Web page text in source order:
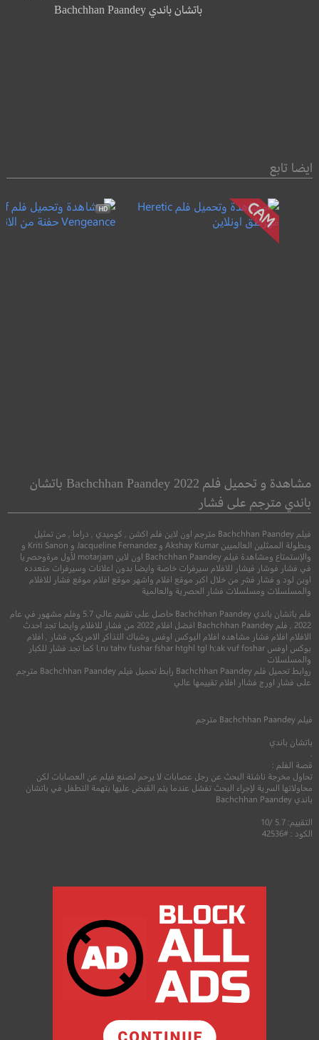
باتشان باندي Bachchhan Paandey
ايضا تابع
مهرطق
7.3
حفنة من
5.2
مشاهدة و تحميل فلم Bachchhan Paandey 2022 باتشان
باندي مترجم على فشار
فيلم Bachchhan Paandey مترجم اون لاين فلم اكشن , كوميدي , دراما , من تمثيل
وبطولة الممثلين العالميين Akshay Kumar و Jacqueline Fernandez و Kriti Sanon و
والإستمتاع ومشاهدة فيلم Bachchhan Paandey اون لاين motarjam لأول مرةوحصريا
في فشار فوشار فيشار للافلام سيرفرات خاصة وايضا بدون اعلانات وسيرفرات متعدده
اوبن لود و فشار فشر من خلال اكبر موقع افلام واشهر موقع افلام موقع فشار للافلام
والمسلسلات ومسلسلات فشار الحصرية والعالمية
فلم باتشان باندي Bachchhan Paandey حاصل على تقييم عالي 5.7 وفلم مشهور في عام
2022 , فلم Bachchhan Paandey افضل افلام 2022 من فشار للافلام وايضا تجد احدث
الافلام افلام فشار مشاهده افلام البوكس اوفس وشباك التذاكر الامريكي فشار , افلام
بوكس اوفس l,ru tahv fushar fshar htghl tgl h;ak vuf foshar كما تجد فشار للكبار
والمسلسلات
روابط تحميل فلم Bachchhan Paandey رابط تحميل فيلم Bachchhan Paandey مترجم
على فشار اورج فشاار افلام تقييمها عالي
فيلم Bachchhan Paandey مترجم
باتشان باندي
قصة الفلم :
تحاول مخرجة ناشئة البحث عن رجل عصابات لا يرحم لصنع فيلم عن العصابات لكن
محاولاتها السرية لإجراء البحث تفشل عندما يتم القبض عليها بتهمة التطفل في باتشان
باندي Bachchhan Paandey
التقييم: 5.7 /10
الكود : #42536